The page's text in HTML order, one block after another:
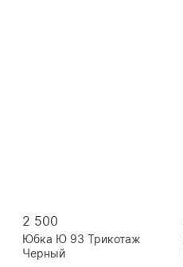
2 500
Юбка Ю 93 Трикотаж
Черный